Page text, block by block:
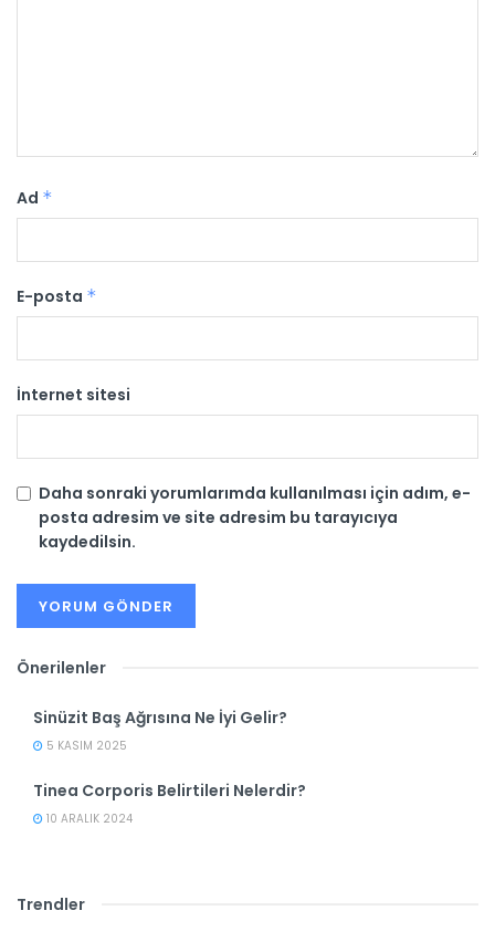
Ad *
E-posta *
İnternet sitesi
Daha sonraki yorumlarımda kullanılması için adım, e-
posta adresim ve site adresim bu tarayıcıya
kaydedilsin.
Önerilenler
Sinüzit Baş Ağrısına Ne İyi Gelir?
5 KASIM 2025
Tinea Corporis Belirtileri Nelerdir?
10 ARALIK 2024
Trendler